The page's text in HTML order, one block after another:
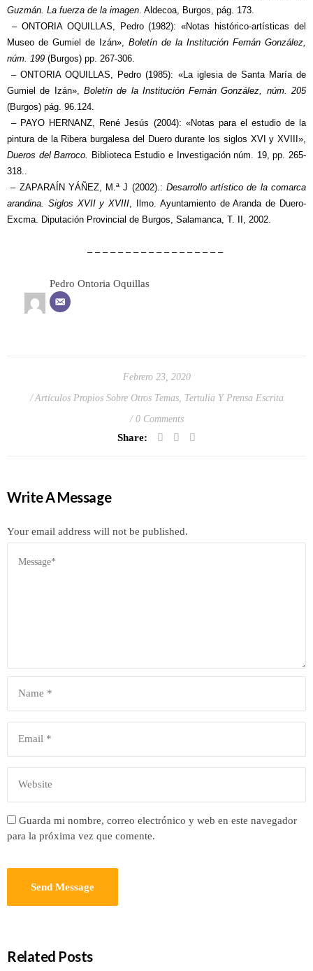
Guzmán. La fuerza de la imagen . Aldecoa, Burgos, pág. 173.
– ONTORIA OQUILLAS, Pedro (1982): «Notas histórico-artísticas del
Museo de Gumiel de Izán»,
Boletín de la Institución Fernán González,
núm. 199 (Burgos) pp. 267-306.
– ONTORIA OQUILLAS, Pedro (1985): «La iglesia de Santa María de
Gumiel de Izán», Boletín de la Institución Fernán González, núm. 205
(Burgos) pág. 96.124.
– PAYO HERNANZ, René Jesús (2004): «Notas para el estudio de la
pintura de la Ribera burgalesa del Duero durante los siglos XVI y XVIII»,
Dueros del Barroco.
Biblioteca Estudio e Investigación núm. 19, pp. 265-
318..
– ZAPARAÍN YÁÑEZ, M.ª J (2002).: Desarrollo artístico de la comarca
arandina. Siglos XVII y XVIII , Ilmo. Ayuntamiento de Aranda de Duero-
Excma. Diputación Provincial de Burgos, Salamanca, T. II, 2002.
– – – – – – – – – – – – – – – – – –
Pedro Ontoria Oquillas
Febrero 23, 2020
Artículos Propios Sobre Otros Temas, Tertulia Y Prensa Escrita
0 Comments
Share:
Write A Message
Your email address will not be published.
Guarda mi nombre, correo electrónico y web en este navegador
para la próxima vez que comente.
Related Posts